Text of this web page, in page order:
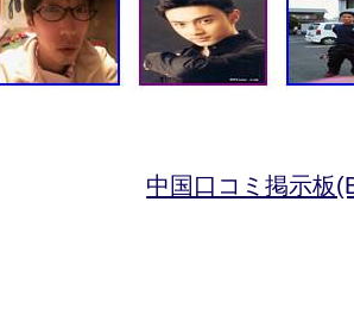
中国口コミ掲示板